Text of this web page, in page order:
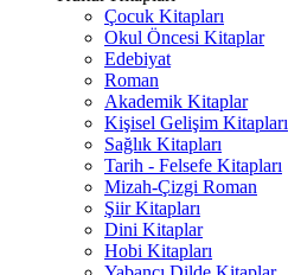
Çocuk Kitapları
Okul Öncesi Kitaplar
Edebiyat
Roman
Akademik Kitaplar
Kişisel Gelişim Kitapları
Sağlık Kitapları
Tarih - Felsefe Kitapları
Mizah-Çizgi Roman
Şiir Kitapları
Dini Kitaplar
Hobi Kitapları